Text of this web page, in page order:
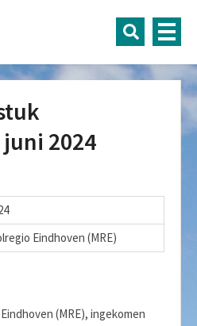
2024
Eindhoven (MRE)
(MRE), ingekomen